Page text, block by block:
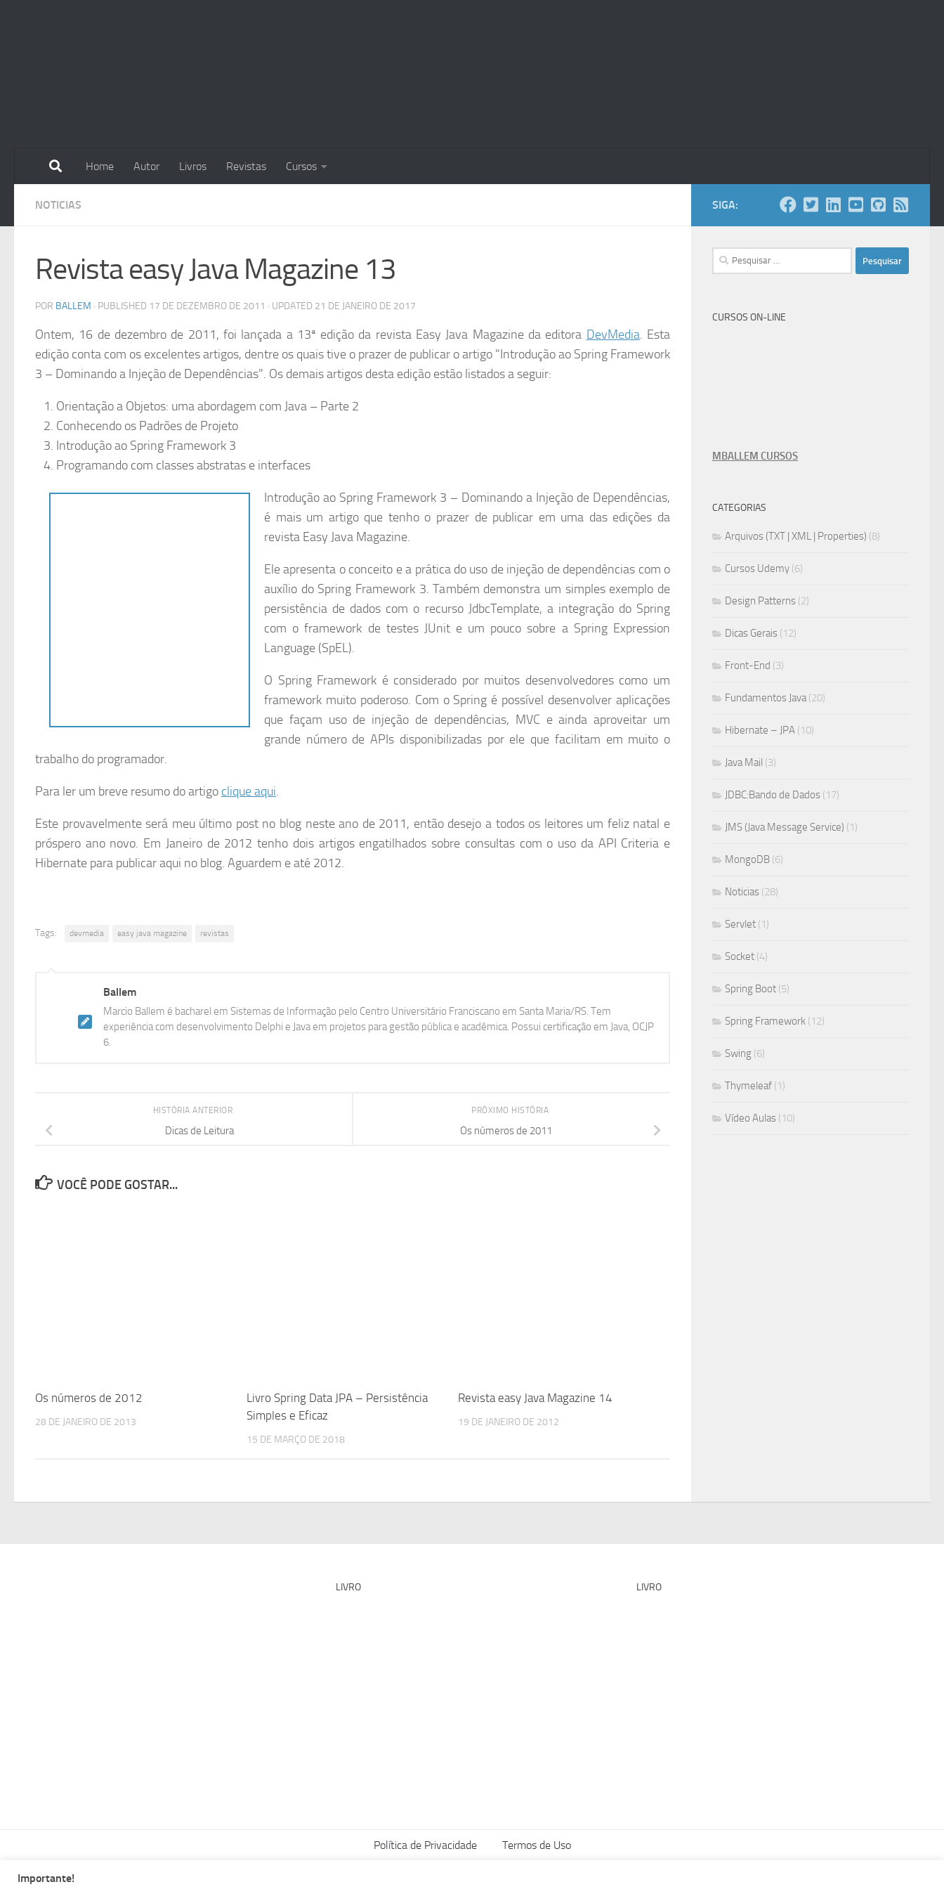
Home Autor Livros Revistas Cursos
NOTICIAS
Revista easy Java Magazine 13
POR BALLEM · PUBLISHED 17 DE DEZEMBRO DE 2011 · UPDATED 21 DE JANEIRO DE 2017
Ontem, 16 de dezembro de 2011, foi lançada a 13ª edição da revista Easy Java Magazine da editora DevMedia. Esta
edição conta com os excelentes artigos, dentre os quais tive o prazer de publicar o artigo "Introdução ao Spring Framework
3 – Dominando a Injeção de Dependências". Os demais artigos desta edição estão listados a seguir:
Orientação a Objetos: uma abordagem com Java – Parte 2
Conhecendo os Padrões de Projeto
Introdução ao Spring Framework 3
Programando com classes abstratas e interfaces
Introdução ao Spring Framework 3 – Dominando a Injeção de Dependências,
é mais um artigo que tenho o prazer de publicar em uma das edições da
revista Easy Java Magazine.
Ele apresenta o conceito e a prática do uso de injeção de dependências com o
auxílio do Spring Framework 3. Também demonstra um simples exemplo de
persistência de dados com o recurso JdbcTemplate, a integração do Spring
com o framework de testes JUnit e um pouco sobre a Spring Expression
Language (SpEL).
O Spring Framework é considerado por muitos desenvolvedores como um
framework muito poderoso. Com o Spring é possível desenvolver aplicações
que façam uso de injeção de dependências, MVC e ainda aproveitar um
grande número de APIs disponibilizadas por ele que facilitam em muito o
trabalho do programador.
Para ler um breve resumo do artigo clique aqui.
Este provavelmente será meu último post no blog neste ano de 2011, então desejo a todos os leitores um feliz natal e
próspero ano novo. Em Janeiro de 2012 tenho dois artigos engatilhados sobre consultas com o uso da API Criteria e
Hibernate para publicar aqui no blog. Aguardem e até 2012.
Tags: devmedia easy java magazine revistas
Ballem
Marcio Ballem é bacharel em Sistemas de Informação pelo Centro Universitário Franciscano em Santa Maria/RS. Tem
experiência com desenvolvimento Delphi e Java em projetos para gestão pública e acadêmica. Possui certificação em Java, OCJP
6.
PRÓXIMO HISTÓRIA
Os números de 2011
HISTÓRIA ANTERIOR
Dicas de Leitura
VOCÊ PODE GOSTAR...
Os números de 2012
28 DE JANEIRO DE 2013
Livro Spring Data JPA – Persistência
Simples e Eficaz
15 DE MARÇO DE 2018
Revista easy Java Magazine 14
19 DE JANEIRO DE 2012
SIGA:
Pesquisar
por:
CURSOS ON-LINE
MBALLEM CURSOS
CATEGORIAS
Arquivos (TXT | XML | Properties) (8)
Cursos Udemy (6)
Design Patterns (2)
Dicas Gerais (12)
Front-End (3)
Fundamentos Java(20)
Hibernate – JPA (10)
Java Mail (3)
JDBC:Bando de Dados (17)
JMS (Java Message Service) (1)
MongoDB (6)
Noticias (28)
Servlet (1)
Socket (4)
Spring Boot (5)
Spring Framework (12)
Swing (6)
Thymeleaf (1)
Vídeo Aulas (10)
LIVRO LIVRO
Política de Privacidade Termos de Uso
Importante!